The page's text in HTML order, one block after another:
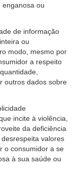
enganosa ou
de informação
ou
modo, mesmo por
a respeito
outros dados sobre
incite à violência,
da deficiência
valores
o consumidor a se
à sua saúde ou